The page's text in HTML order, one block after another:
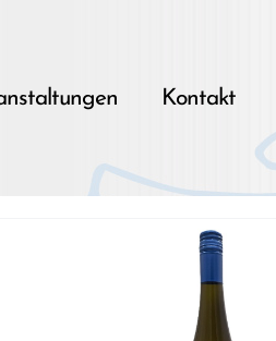
Kontakt